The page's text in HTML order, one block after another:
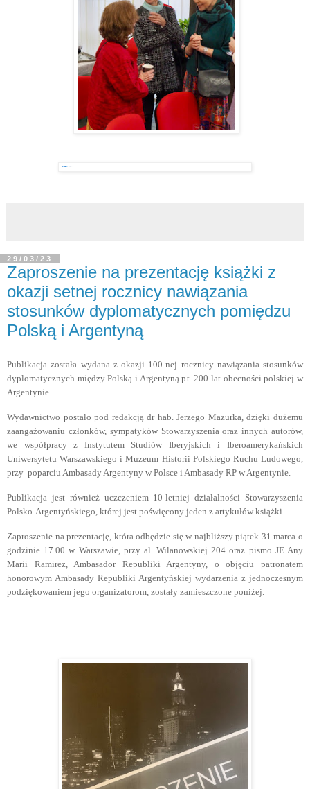
29/03/23
Zaproszenie na prezentację książki z
okazji setnej rocznicy nawiązania
stosunków dyplomatycznych pomiędzu
Polską i Argentyną
Publikacja została wydana z okazji 100-nej rocznicy nawiązania stosunków
dyplomatycznych między Polską i Argentyną pt. 200 lat obecności polskiej w
Argentynie.
Wydawnictwo postałopod redakcją dr hab. Jerzego Mazurka, dzięki dużemu
zaangażowaniu członków, sympatyków Stowarzyszenia oraz innych autorów,
we współpracy z Instytutem Studiów Iberyjskich i Iberoamerykańskich
Uniwersytetu Warszawskiego i Muzeum Historii Polskiego Ruchu Ludowego,
przy poparciu Ambasady Argentyny w Polsce i Ambasady RP w Argentynie.
Publikacja jest również uczczeniem 10-letniej działalności Stowarzyszenia
Polsko-Argentyńskiego, której jest poświęcony jeden z artykułów książki.
Zaproszenie na prezentację, która odbędzie się w najbliższy piątek 31 marca o
godzinie 17.00 w Warszawie, przy al. Wilanowskiej 204 oraz pismo JE Any
Marii Ramirez,
Ambasador Republiki Argentyny, o objęciu patronatem
honorowym Ambasady Republiki Argentyńskiej wydarzenia z jednoczesnym
podziękowaniem jego organizatorom, zostały zamieszczone poniżej.